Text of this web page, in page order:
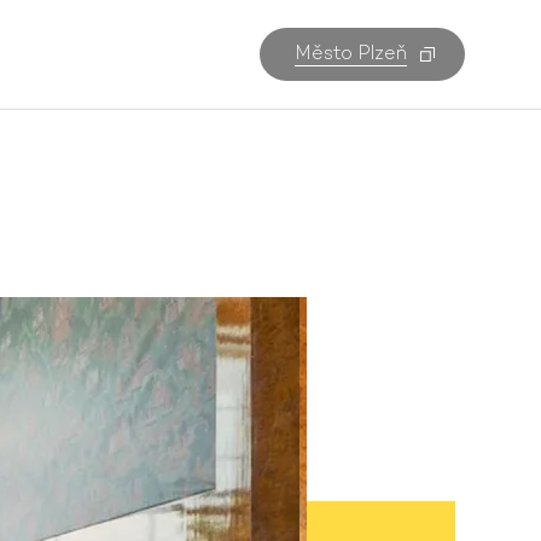
Město Plzeň